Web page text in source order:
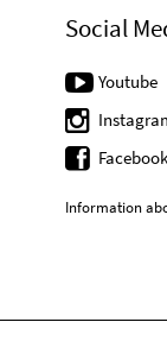
Social
Youtube
Facebook
Information